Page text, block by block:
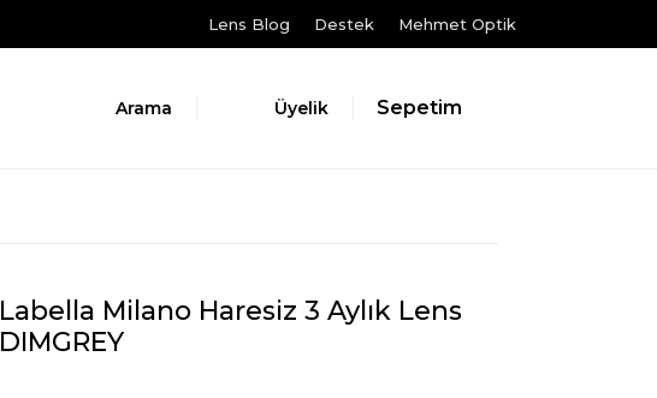
Lens Blog Destek Mehmet Optik
Arama Üyelik Sepetim
Labella Milano Haresiz 3 Aylık Lens
DIMGREY